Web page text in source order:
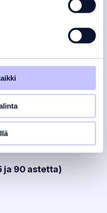
ja 90 astetta)